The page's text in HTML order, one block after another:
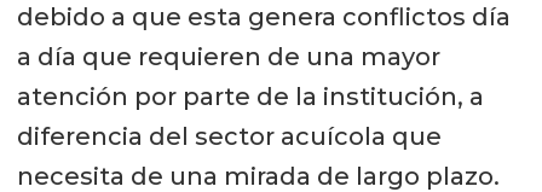
debido a que esta genera conflictos día
a día que requieren de una mayor
atención por parte de la institución, a
diferencia del sector acuícola que
necesita de una mirada de largo plazo.